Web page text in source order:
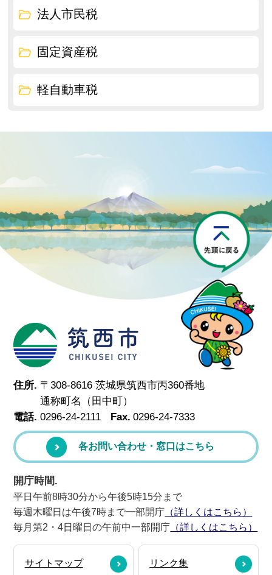
法人市民税
固定資産税
軽自動車税
筑西市
住所. 〒308-8616 茨城県筑西市丙360番地
通称町名（田中町）
電話. 0296-24-2111 Fax. 0296-24-7333
各お問い合わせ・窓口はこちら
開庁時間.
平日午前8時30分から午後5時15分まで
毎週木曜日は午後7時まで一部開庁 （詳しくはこちら）
毎月第2・4日曜日の午前中一部開庁 （詳しくはこちら）
サイトマップ リンク集